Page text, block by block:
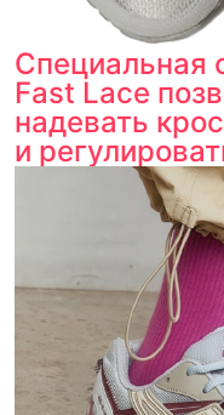
Специальная
Fast Lace
надевать
и